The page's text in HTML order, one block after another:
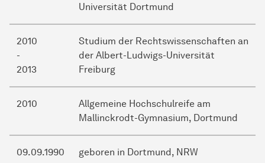
Universität Dortmund
2010
-
2013
Studium der Rechtswissenschaften an
der Albert-Ludwigs-Universität
Freiburg
2010
Allgemeine Hochschulreife am
Mallinckrodt-Gymnasium, Dortmund
09.09.1990 geboren in Dortmund, NRW